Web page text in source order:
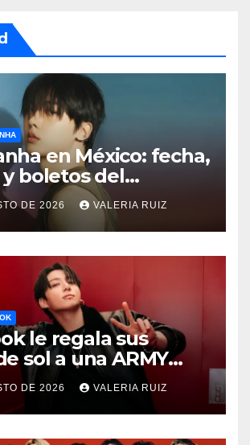
en México: fecha,
boletos del
DE 2026 VALERIA RUIZ
le regala sus
sol a una ARMY
concierto de BTS
DE 2026 VALERIA RUIZ